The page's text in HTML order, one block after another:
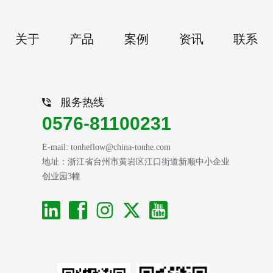
关于 产品 案例 资讯 联系
服务热线
0576-81100231
E-mail: tonheflow@china-tonhe.com
地址：浙江省台州市黄岩区江口街道新顺中小企业
创业园3幢